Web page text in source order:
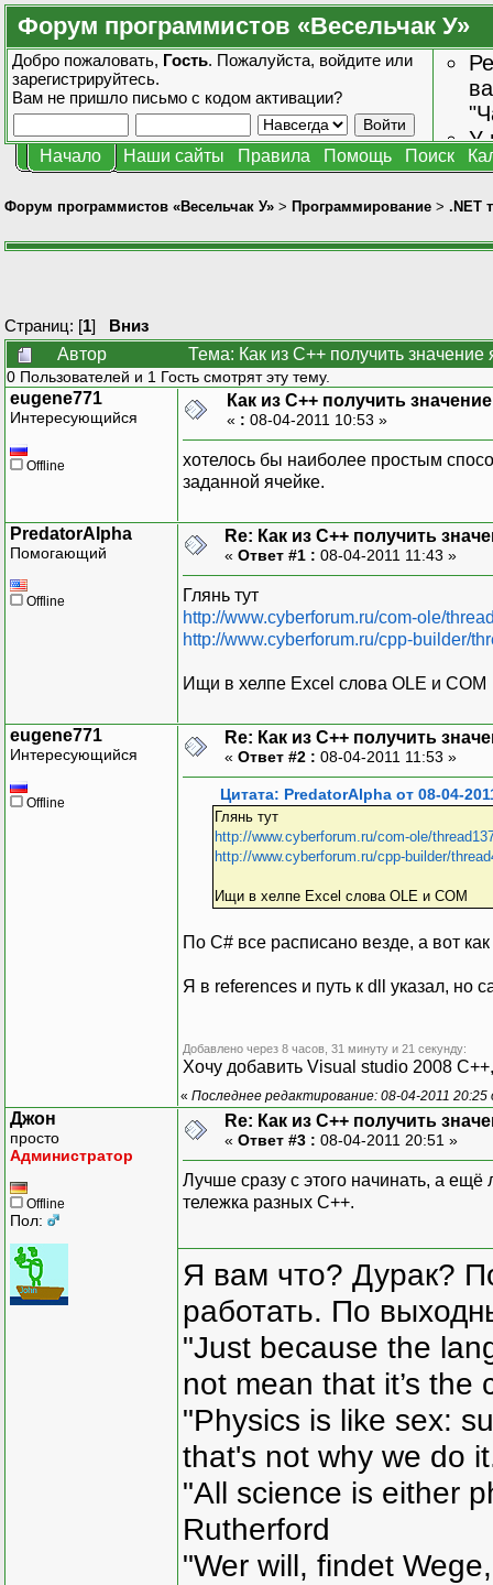
Форум программистов «Весельчак У»
Добро пожаловать, Гость. Пожалуйста, войдите или
зарегистрируйтесь.
Вам не пришло письмо с кодом активации?
У
Начало Наши сайты Правила Помощь Поиск
Форум программистов «Весельчак У» > Программирование > .NET
Страниц: [1] Вниз
Автор
Тема: Как из С++ получить
0 Пользователей и 1 Гость смотрят эту тему.
eugene771
Интересующийся
Offline
Как из С++ получить
« : 08-04-2011 10:53 »
хотелось бы наиболее простым
заданной ячейке.
PredatorAlpha
Помогающий
Offline
Re: Как из С++ получить
« Ответ #1 : 08-04-2011 11:43 »
Глянь тут
http://www.cyberforum.ru/com-ole/
http://www.cyberforum.ru/cpp-builder/
Ищи в хелпе Excel слова OLE и COM
eugene771
Интересующийся
Offline
Re: Как из С++ получить
« Ответ #2 : 08-04-2011 11:53 »
Цитата: PredatorAlpha от 08-04-
Глянь тут
http://www.cyberforum.ru/com-ole/
http://www.cyberforum.ru/cpp-builder/
Ищи в хелпе Excel слова OLE и COM
По С# все расписано везде, а вот
Я в references и путь к dll указал, но
Добавлено через 8 часов, 31 минуту и 21 секунду:
Хочу добавить Visual studio 2008
« Последнее редактирование: 08-04-2011
Джон
просто
Администратор
Offline
Пол:
Re: Как из С++ получить
« Ответ #3 : 08-04-2011 20:51 »
Лучше сразу с этого начинать, а ещё
тележка разных С++.
Я вам что? Дурак?
работать. По
"Just because the
not mean that it’s the
"Physics is like sex:
that's not why we do
"All science is either
Rutherford
"Wer will, findet